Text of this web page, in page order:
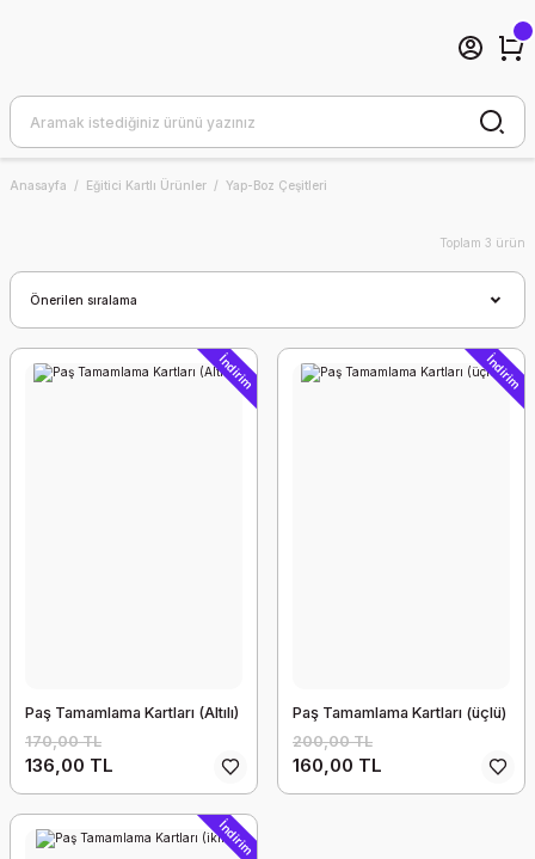
Anasayfa Eğitici Kartlı Ürünler Yap-Boz Çeşitleri
Toplam 3 ürün
İndirim
Paş Tamamlama Kartları (Altılı)
170,00 TL
136,00 TL
İndirim
Paş Tamamlama Kartları (üçlü)
200,00 TL
160,00 TL
İndirim